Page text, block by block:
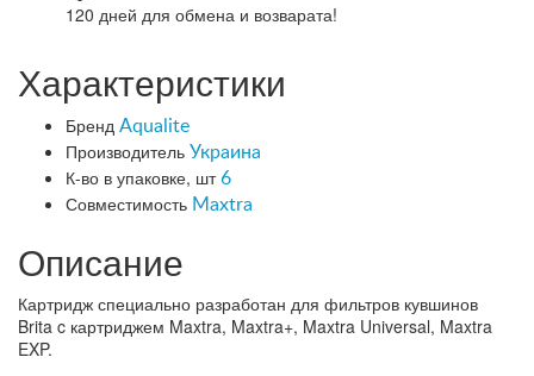
120 дней для обмена и возварата!
Характеристики
Бренд Aqualite
Производитель Украина
К-во в упаковке, шт 6
Совместимость Maxtra
Описание
Картридж специально разработан для фильтров кувшинов
Brita c картриджем Maxtra, Maxtra+, Maxtra Universal, Maxtra
EXP.